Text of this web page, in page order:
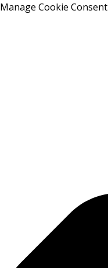
Manage Cookie Consent